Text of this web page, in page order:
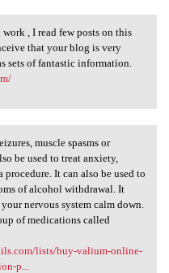
work , I
, I read few posts on this
that your blog is very
sets of fantastic information.
seizures,
muscle spasms or
be used to treat anxiety,
It can also be used to
of alcohol withdrawal. It
nervous system calm down.
of medications called
lists/buy-valium-online-
p...